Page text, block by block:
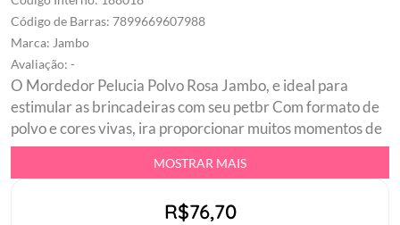
Código de Barras: 7899669607988
Marca: Jambo
Avaliação: -
O Mordedor Pelucia Polvo Rosa Jambo, e ideal para
estimular as brincadeiras com seu petbr Com formato de
polvo e cores vivas, ira proporcionar muitos momentos de
alegria para seu pet.br Confeccionado em poliester e
algodao, possui em seu interior um skeaker que emite sons,
de polvobr Estimula brincadeiras com seu petbr
MOSTRAR MAIS
R$76,70